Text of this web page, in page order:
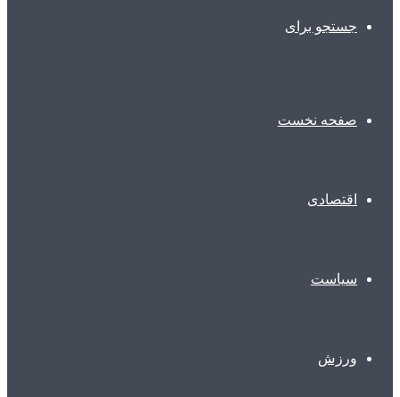
جستجو برای
صفحه نخست
اقتصادی
سیاست
ورزش